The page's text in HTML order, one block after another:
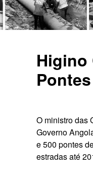
Higino
O ministro das
Governo
e 500 pontes
estradas até